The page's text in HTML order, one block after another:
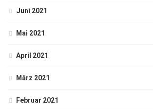
Juni 2021
Mai 2021
April 2021
März 2021
Februar 2021